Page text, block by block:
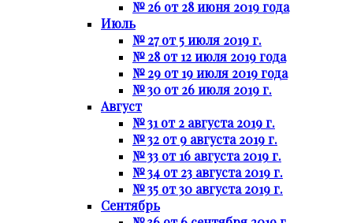
№ 26 от 28 июня 2019 года
Июль
№ 27 от 5 июля 2019 г.
№ 28 от 12 июля 2019 года
№ 29 от 19 июля 2019 года
№ 30 от 26 июля 2019 г.
Август
№ 31 от 2 августа 2019 г.
№ 32 от 9 августа 2019 г.
№ 33 от 16 августа 2019 г.
№ 34 от 23 августа 2019 г.
№ 35 от 30 августа 2019 г.
Сентябрь